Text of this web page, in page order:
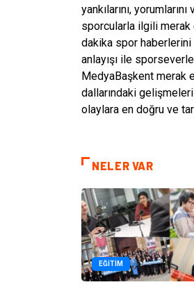
yankılarını,
sporcularla ilgili merak
dakika spor haberlerini
anlayışı ile
MedyaBaşkent merak
dallarındaki
olaylara en doğru ve
NELER VAR
EĞITIM